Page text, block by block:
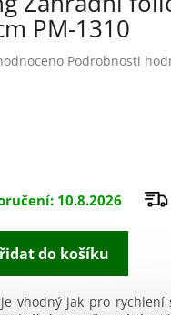
PM-1310
Podrobnosti
10.8.2026
do košíku
vhodný jak pro rychlení